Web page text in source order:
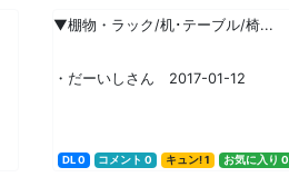
▼棚物・ラック/机･テーブル/椅...
・だーいしさん 2017-01-12
DL 0 コメント 0 キュン! 1 お気に入り 0